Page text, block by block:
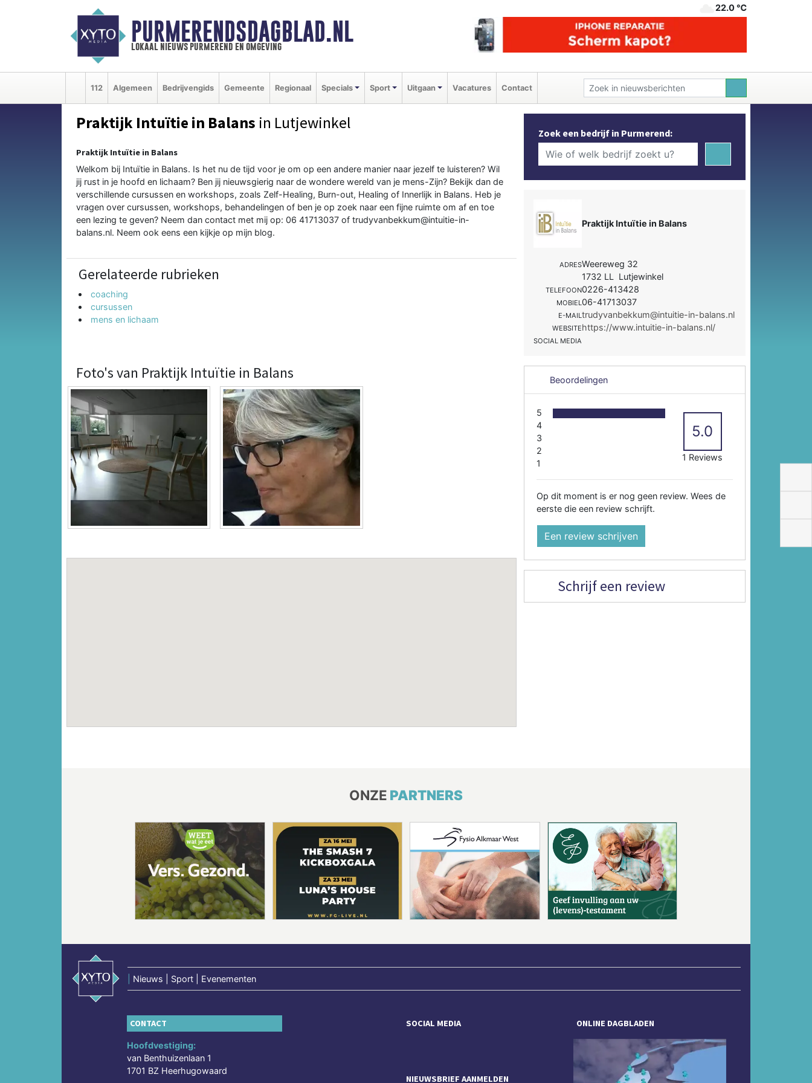
PURMERENDSDAGBLAD.NL
lokaal nieuws purmerend en omgeving
22.0 ℃
112 Algemeen Bedrijvengids Gemeente Regionaal Specials Sport Uitgaan Vacatures Contact
Praktijk Intuïtie in Balans in Lutjewinkel
Praktijk Intuïtie in Balans
Welkom bij Intuïtie in Balans. Is het nu de tijd voor je om op een andere manier naar jezelf te luisteren? Wil
jij rust in je hoofd en lichaam? Ben jij nieuwsgierig naar de wondere wereld van je mens-Zijn? Bekijk dan de
verschillende cursussen en workshops, zoals Zelf-Healing, Burn-out, Healing of Innerlijk in Balans. Heb je
vragen over cursussen, workshops, behandelingen of ben je op zoek naar een fijne ruimte om af en toe
een lezing te geven? Neem dan contact met mij op: 06 41713037 of trudyvanbekkum@intuitie-in-
balans.nl. Neem ook eens een kijkje op mijn blog.
Gerelateerde rubrieken
coaching
cursussen
mens en lichaam
Foto's van Praktijk Intuïtie in Balans
Zoek een bedrijf in Purmerend:
Praktijk Intuïtie in Balans
ADRESWeereweg 32
1732 LL Lutjewinkel
TELEFOON0226-413428
MOBIEL06-41713037
E-MAILtrudyvanbekkum@intuitie-in-balans.nl
WEBSITEhttps://www.intuitie-in-balans.nl/
SOCIAL MEDIA
Beoordelingen
5
4
3
2
1
5.0
1 Reviews
Op dit moment is er nog geen review. Wees de
eerste die een review schrijft.
Een review schrijven
Schrijf een review
ONZE PARTNERS
Nieuws | Sport | Evenementen
CONTACT
Hoofdvestiging:
van Benthuizenlaan 1
1701 BZ Heerhugowaard
SOCIAL MEDIA
NIEUWSBRIEF AANMELDEN
ONLINE DAGBLADEN